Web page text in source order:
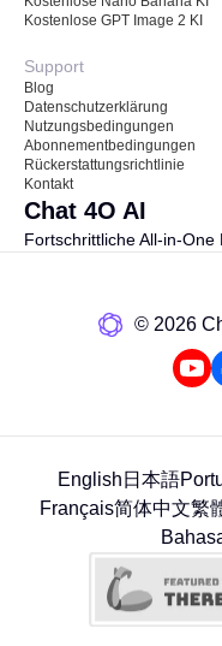
Kostenlose GPT Image 2 KI
Support
Blog
Datenschutzerklärung
Nutzungsbedingungen
Abonnementbedingungen
Rückerstattungsrichtlinie
Kontakt
Chat 4O AI
Fortschrittliche All-in-One
©️ 2026
English 日本語
Français简体中文繁